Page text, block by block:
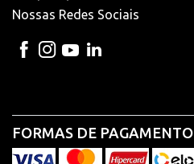
Nossas Redes Sociais
FORMAS DE PAGAMENTO